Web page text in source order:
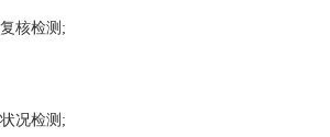
核检测;
况检测;